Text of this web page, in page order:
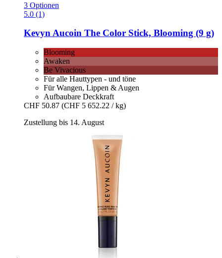
3 Optionen
5.0 (1)
Kevyn Aucoin The Color Stick, Blooming (9 g)
Blooming
Awaken
Be Vivacious
Für alle Hauttypen - und töne
Für Wangen, Lippen & Augen
Aufbaubare Deckkraft
CHF 50.87 (CHF 5 652.22 / kg)
Zustellung bis 14. August